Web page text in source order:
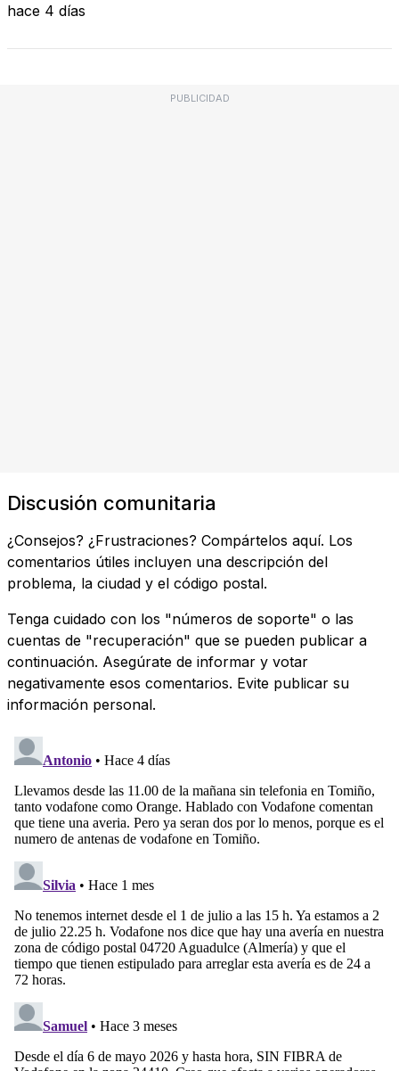
hace 4 días
PUBLICIDAD
Discusión comunitaria
¿Consejos? ¿Frustraciones? Compártelos aquí. Los
comentarios útiles incluyen una descripción del
problema, la ciudad y el código postal.
Tenga cuidado con los "números de soporte" o las
cuentas de "recuperación" que se pueden publicar a
continuación. Asegúrate de informar y votar
negativamente esos comentarios. Evite publicar su
información personal.